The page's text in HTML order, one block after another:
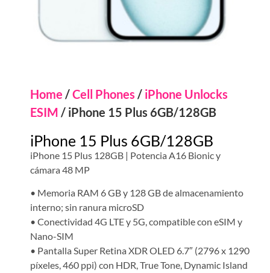
Home /Cell Phones / iPhone Unlocks
ESIM / iPhone 15 Plus 6GB/128GB
iPhone 15 Plus 6GB/128GB
iPhone 15 Plus 128GB | Potencia A16 Bionic y
cámara 48 MP
• Memoria RAM 6 GB y 128 GB de almacenamiento
interno; sin ranura microSD
• Conectividad 4G LTE y 5G, compatible con eSIM y
Nano-SIM
• Pantalla Super Retina XDR OLED 6.7″ (2796 x 1290
píxeles, 460 ppi) con HDR, True Tone, Dynamic Island